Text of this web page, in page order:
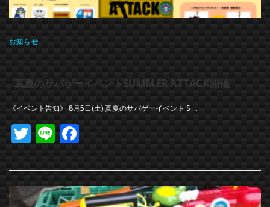
お知らせ
真夏のサバゲーイベントSUMMER ATTACK開催
《イベント告知》 8月5日(土) 真夏のサバゲーイベント S …
Twitter
Line